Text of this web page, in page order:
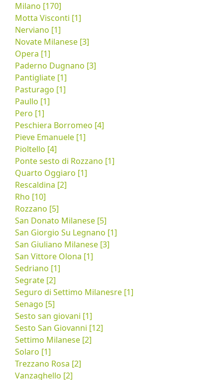
Milano [170]
Motta Visconti [1]
Nerviano [1]
Novate Milanese [3]
Opera [1]
Paderno Dugnano [3]
Pantigliate [1]
Pasturago [1]
Paullo [1]
Pero [1]
Peschiera Borromeo [4]
Pieve Emanuele [1]
Pioltello [4]
Ponte sesto di Rozzano [1]
Quarto Oggiaro [1]
Rescaldina [2]
Rho [10]
Rozzano [5]
San Donato Milanese [5]
San Giorgio Su Legnano [1]
San Giuliano Milanese [3]
San Vittore Olona [1]
Sedriano [1]
Segrate [2]
Seguro di Settimo Milanesre [1]
Senago [5]
Sesto san giovani [1]
Sesto San Giovanni [12]
Settimo Milanese [2]
Solaro [1]
Trezzano Rosa [2]
Vanzaghello [2]